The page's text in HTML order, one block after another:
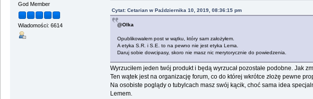
God Member
Wiadomości: 6614
Cytat: Cetarian w Października 10, 2019, 08:36:15 pm
@Olka
Opublikowałem post w wątku, który sam założyłem.
A etyka S.R. i S.E. to na pewno nie jest etyka Lema.
Daruj sobie dowcipasy, skoro nie masz nic merytorycznie do powiedzenia.
Wyrzuciłem jeden twój produkt i będą wyrzucał pozostałe podobne.
Ten wątek jest na organizację forum, co do której wkrótce złożę pewne
Na osobiste poglądy o tubylcach masz swój kącik, choć sama idea
Lemem.